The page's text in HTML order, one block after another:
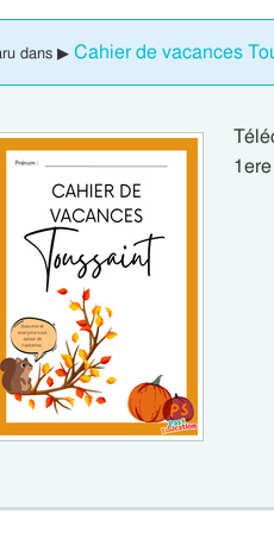
dans ▶ Cahier de vacances